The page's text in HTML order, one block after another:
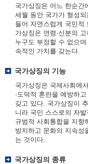
국가상징은 어느 한순간
세월 동안 국가가 형성되
들어 자연스럽게 국민적
가상징은 연령·신분의
누구도 부정할 수 없으
속적인 가치를 갖는다.
국가상징의 기능
국가상징은 국제사회에
·도덕적 혼란을 예방하
갖고 있다. 국가상징이
니라 국민 스스로의 자
규범적 사회통합을 지향
방지하고 문화의 지속성
는 것이다.
국가상징의 종류